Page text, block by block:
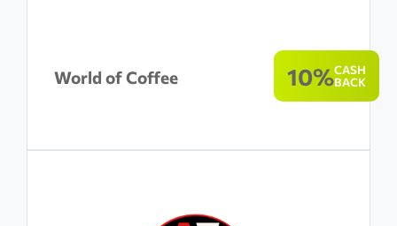
10%CASH
BACK
World of Coffee